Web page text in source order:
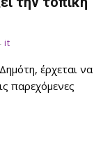
it
έρχεται να
παρεχόμενες